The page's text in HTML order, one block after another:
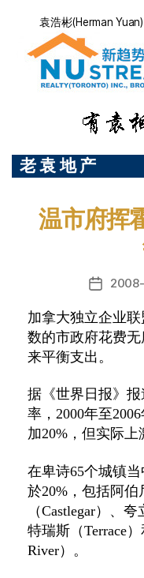
袁浩彬(Herman
老 袁 地 产
温市府挥
发
日
期
加拿大独立企业
数的市政府花费
来平衡支出。
据《世界日报》
率，2000年至
加20%，但实际上
在卑诗65个城镇
於20%，包括阿
（Castlegar）、
特瑞斯（Terrace
River）。